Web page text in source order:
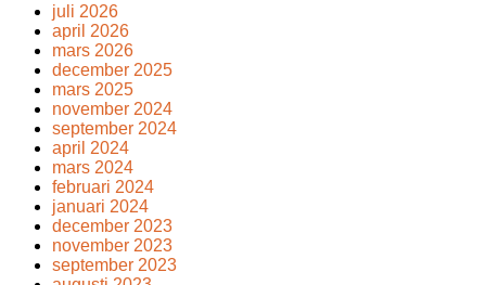
juli 2026
april 2026
mars 2026
december 2025
mars 2025
november 2024
september 2024
april 2024
mars 2024
februari 2024
januari 2024
december 2023
november 2023
september 2023